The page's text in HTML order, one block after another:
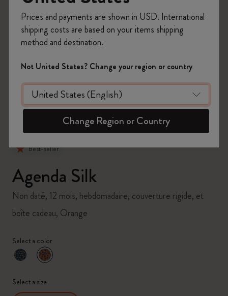
zoom.cta
Best-seller
Agenda Silk
Non daté, 12 mois, hebdomadaire, couverture rigide, et
boîte cadeau, Orange
Select a color
sélectionné
*Couleur sélectionnée
Select a size
Prices and payments are shown in USD. International
shipping costs are based on your items shipping
method and destination.
Not United States? Change your region or country
Change Region or Country